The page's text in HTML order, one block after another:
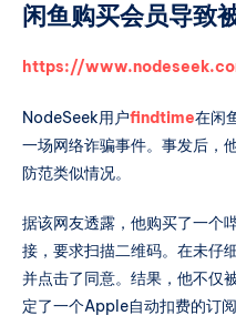
闲鱼购买会员导致
https://
NodeSeek用户findtime在闲
一场网络诈骗事件。事发后，
防范类似情况。
据该网友透露，他购买了一个
接，要求扫描二维码。在未仔
并点击了同意。结果，他不仅
定了一个Apple自动扣费的订阅